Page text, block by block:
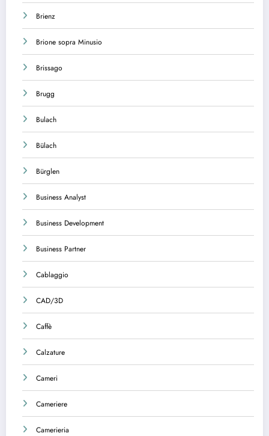
Brienz
Brione sopra Minusio
Brissago
Brugg
Bulach
Bülach
Bürglen
Business Analyst
Business Development
Business Partner
Cablaggio
CAD/3D
Caffè
Calzature
Cameri
Cameriere
Camerieria